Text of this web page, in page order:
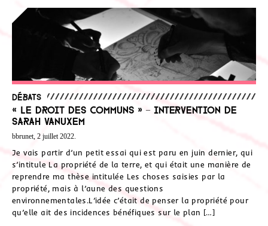
Débats
« Le droit des communs » – Intervention de
Sarah Vanuxem
bbrunet, 2 juillet 2022.
Je vais partir d’un petit essai qui est paru en juin dernier, qui
s’intitule La propriété de la terre, et qui était une manière de
reprendre ma thèse intitulée Les choses saisies par la
propriété, mais à l’aune des questions
environnementales.L’idée c’était de penser la propriété pour
qu’elle ait des incidences bénéfiques sur le plan […]